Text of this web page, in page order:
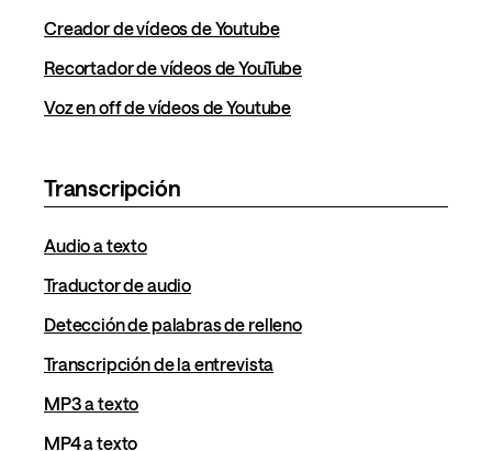
Creador de vídeos de Youtube
Recortador de vídeos de YouTube
Voz en off de vídeos de Youtube
Transcripción
Audio a texto
Traductor de audio
Detección de palabras de relleno
Transcripción de la entrevista
MP3 a texto
MP4 a texto